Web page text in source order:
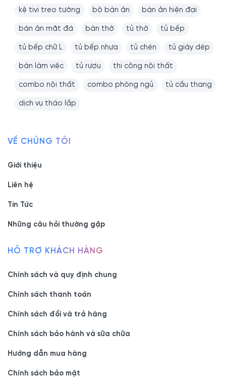
kệ tivi treo tường bộ bàn ăn bàn ăn hiện đại
bàn ăn mặt đá bàn thờ tủ thờ tủ bếp
tủ bếp chữ L tủ bếp nhựa tủ chén tủ giày dép
bàn làm việc tủ rượu thi công nội thất
combo nội thất combo phòng ngủ tủ cầu thang
dịch vụ tháo lắp
VỀ CHÚNG TÔI
Giới thiệu
Liên hệ
Tin Tức
Những câu hỏi thường gặp
HỖ TRỢ KHÁCH HÀNG
Chính sách và quy định chung
Chính sách thanh toán
Chính sách đổi và trả hàng
Chính sách bảo hành và sữa chữa
Hướng dẫn mua hàng
Chính sách bảo mật